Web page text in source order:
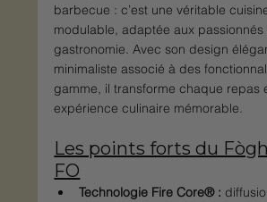
barbecue : c’est une véritable
modulable, adaptée aux passionnés
gastronomie. Avec son design
minimaliste associé à des
gamme, il transforme chaque repas
expérience culinaire mémorable.
Les points forts du
FO
Technologie Fire Core® :